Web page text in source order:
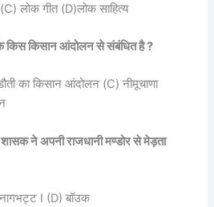
लोक गीत (D)लोक साहित्य
किस किसान आंदोलन से संबंधित है ?
का किसान आंदोलन (C) नीमूचाणा
ने अपनी राजधानी मण्डोर से मेड़ता
I (D) बॉउक